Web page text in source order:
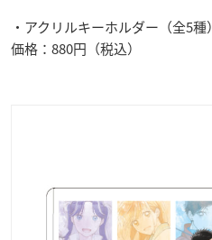
・アクリルキーホルダー（全5種）
価格：880円（税込）